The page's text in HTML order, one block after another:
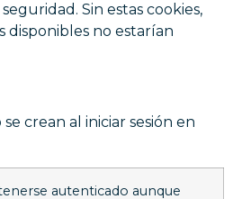
Sin estas cookies,
disponibles no estarían
crean al iniciar sesión en
autenticado aunque